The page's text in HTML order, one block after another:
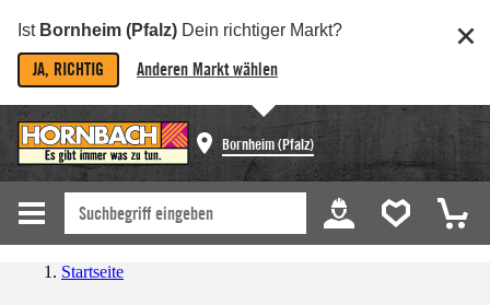
Ist Bornheim (Pfalz) Dein richtiger Markt?
JA, RICHTIG Anderen Markt wählen
Bornheim (Pfalz)
Startseite